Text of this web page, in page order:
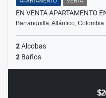
EN VENTA APARTAMENTO
Barranquilla, Atlántico, Colombia
2Alcobas
2 Baños